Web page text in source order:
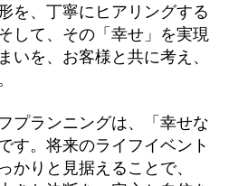
を、丁寧にヒアリングする
して、その「幸せ」を実現
いを、お客様と共に考え、
プランニングは、「幸せな
す。将来のライフイベント
かりと見据えることで、